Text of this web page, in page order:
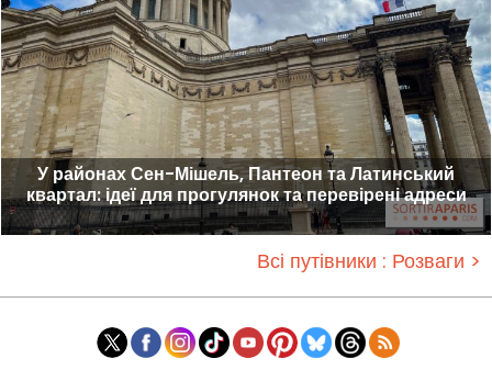
У районах Сен-Мішель, Пантеон та Латинський
квартал: ідеї для прогулянок та перевірені адреси
Всі путівники : Розваги >